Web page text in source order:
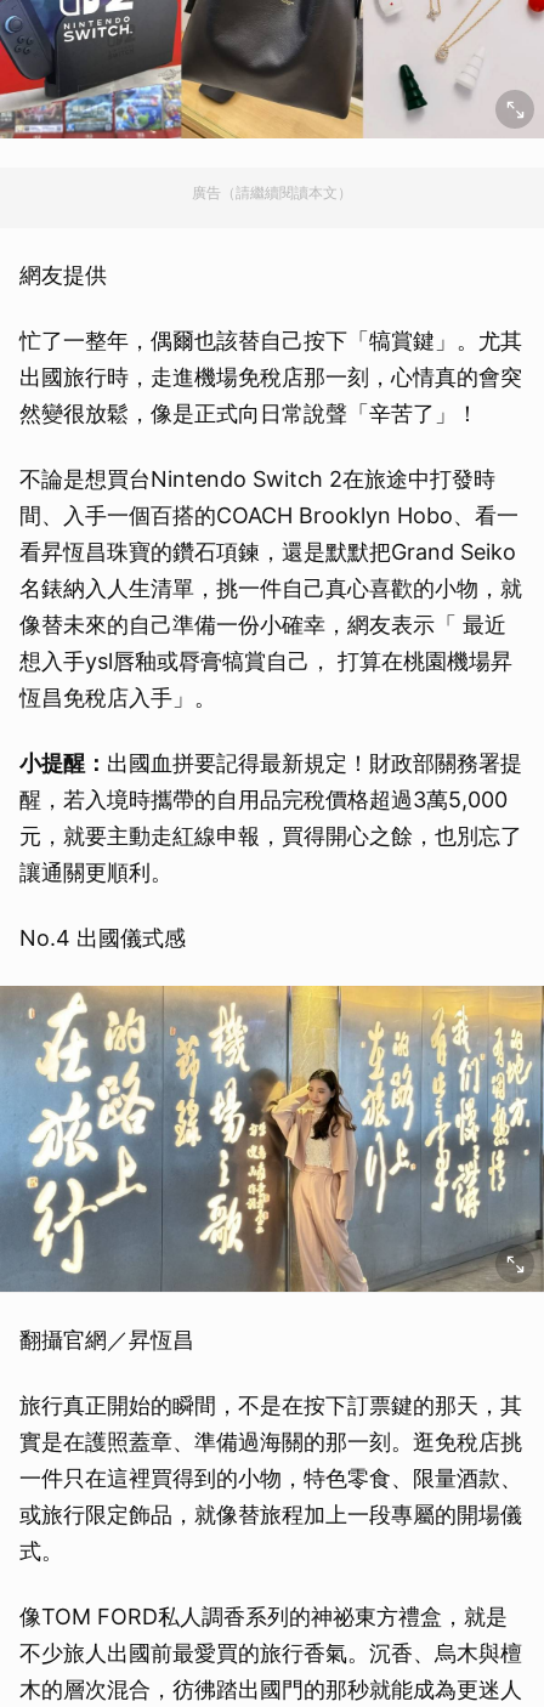
廣告（請繼續閱讀本文）
網友提供
忙了一整年，偶爾也該替自己按下「犒賞鍵」。尤其
出國旅行時，走進機場免稅店那一刻，心情真的會突
然變很放鬆，像是正式向日常說聲「辛苦了」！
不論是想買台Nintendo Switch 2在旅途中打發時
間、入手一個百搭的COACH Brooklyn Hobo、看一
看昇恆昌珠寶的鑽石項鍊，還是默默把Grand Seiko
名錶納入人生清單，挑一件自己真心喜歡的小物，就
像替未來的自己準備一份小確幸，網友表示「 最近
想入手ysl唇釉或脣膏犒賞自己， 打算在桃園機場昇
恆昌免稅店入手」。
小提醒： 出國血拼要記得最新規定！財政部關務署提
醒，若入境時攜帶的自用品完稅價格超過3萬5,000
元，就要主動走紅線申報，買得開心之餘，也別忘了
讓通關更順利。
No.4 出國儀式感
翻攝官網／昇恆昌
旅行真正開始的瞬間，不是在按下訂票鍵的那天，其
實是在護照蓋章、準備過海關的那一刻。逛免稅店挑
一件只在這裡買得到的小物，特色零食、限量酒款、
或旅行限定飾品，就像替旅程加上一段專屬的開場儀
式。
像TOM FORD私人調香系列的神祕東方禮盒，就是
不少旅人出國前最愛買的旅行香氣。沉香、烏木與檀
木的層次混合，彷彿踏出國門的那秒就能成為更迷人